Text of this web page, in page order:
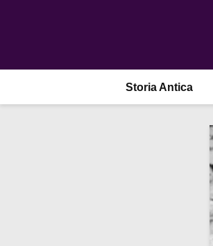
Storia Antica